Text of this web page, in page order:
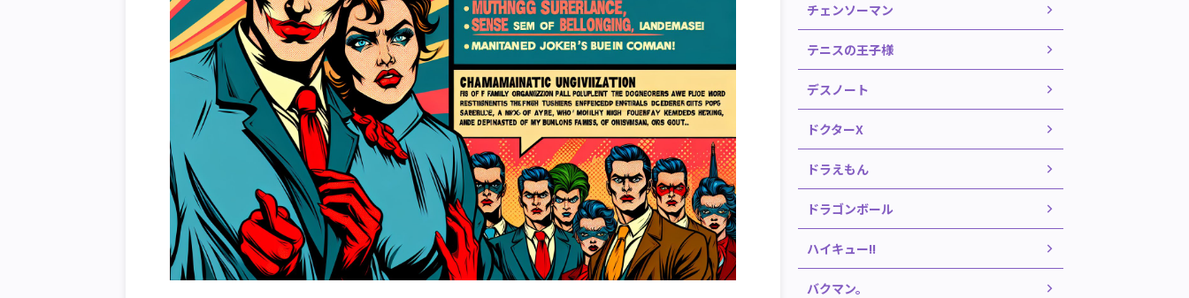
チェンソーマン
テニスの王子様
デスノート
ドクターX
ドラえもん
ドラゴンボール
ハイキュー!!
バクマン。